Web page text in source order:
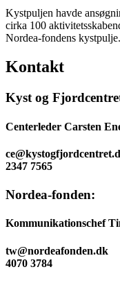
Kystpuljen havde
cirka 100
Nordea-fondens kystpulje.
Kontakt
Kyst og
Centerleder Carsten
2347 7565
Nordea-fonden:
Kommunikationschef
tw@nordeafonden.dk
4070 3784